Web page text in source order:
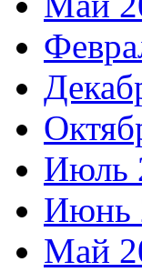
Июль
Июнь
Май